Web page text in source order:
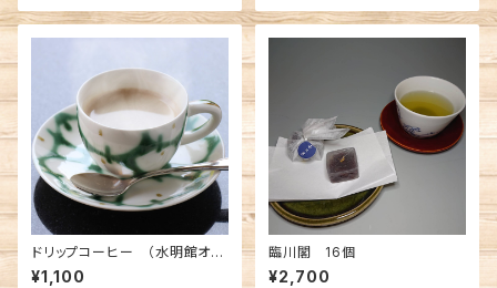
ドリップコーヒー （水明館オリ
ジナル） 6パック入 1箱
¥1,100
臨川閣 16個
¥2,700